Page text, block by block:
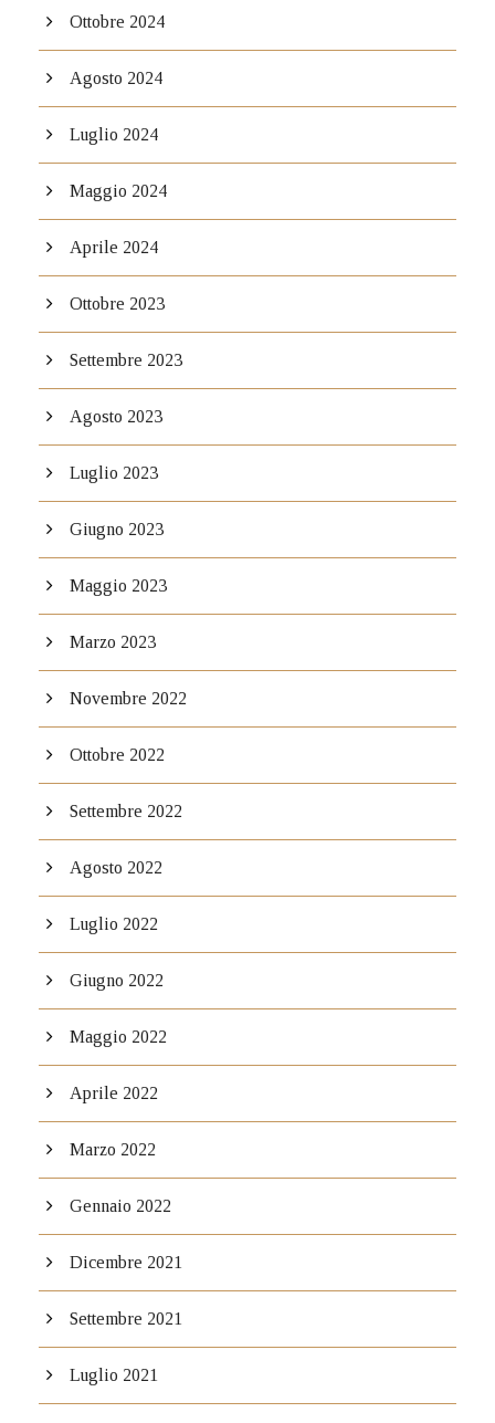
Ottobre 2024
Agosto 2024
Luglio 2024
Maggio 2024
Aprile 2024
Ottobre 2023
Settembre 2023
Agosto 2023
Luglio 2023
Giugno 2023
Maggio 2023
Marzo 2023
Novembre 2022
Ottobre 2022
Settembre 2022
Agosto 2022
Luglio 2022
Giugno 2022
Maggio 2022
Aprile 2022
Marzo 2022
Gennaio 2022
Dicembre 2021
Settembre 2021
Luglio 2021